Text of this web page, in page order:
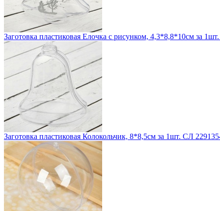
Заготовка пластиковая Елочка с рисунком, 4,3*8,8*10см за
Заготовка пластиковая Колокольчик, 8*8,5см за 1шт. СЛ